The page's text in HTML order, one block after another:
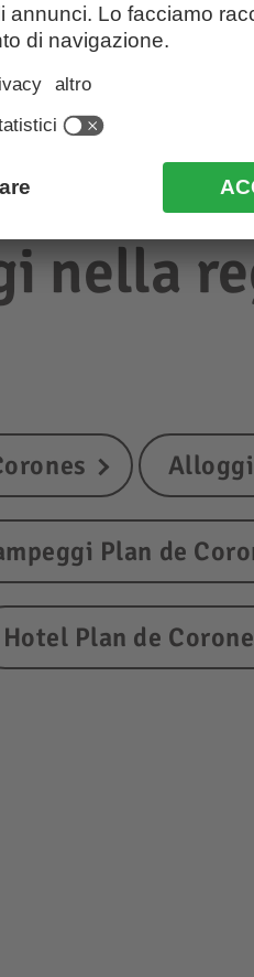
nella
Plan de
Hotel Plan de